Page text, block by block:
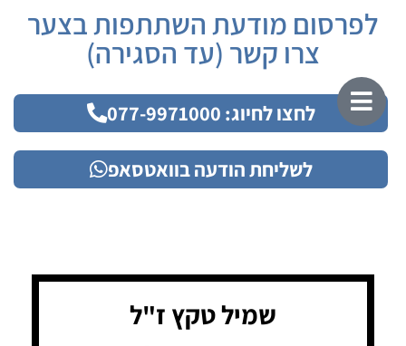
לפרסום מודעת השתתפות בצער
צרו קשר (עד הסגירה)
לחצו לחיוג: 077-9971000
לשליחת הודעה בוואטסאפ
שמיל טקץ ז"ל